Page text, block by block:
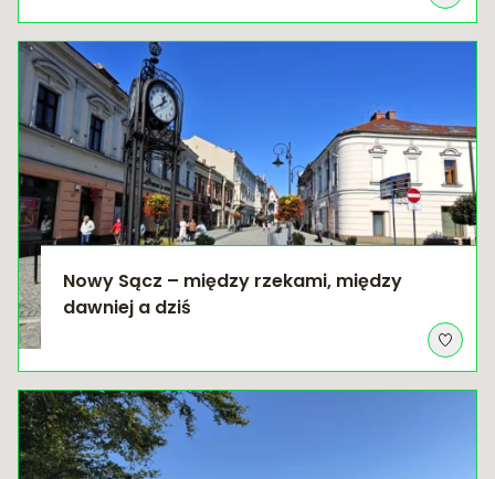
Nowy Sącz – między rzekami, między
dawniej a dziś